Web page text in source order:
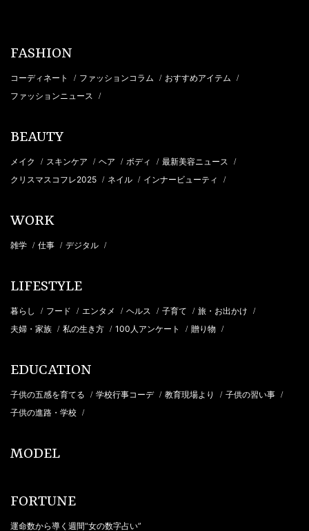
FASHION
コーディネート / ファッションコラム / おすすめアイテム /
ファッションニュース /
BEAUTY
メイク / スキンケア / ヘア / ボディ / 最新美容ニュース /
クリスマスコフレ2025 / ネイル / インナービューティ /
WORK
雑学 / 仕事 / デジタル /
LIFESTYLE
暮らし / フード / エンタメ / ヘルス / 子育て / 旅・お出かけ /
夫婦・家族 / 私の生き方 / 100人アンケート / 贈り物 /
EDUCATION
子供の五感を育てる / 学校行事コーデ / 教育現場より / 子供の習い事 /
子供の進路・学校 /
MODEL
FORTUNE
運命数から導く週間“女の数字占い”